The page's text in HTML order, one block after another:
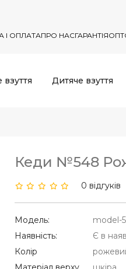
І ОПЛАТАПРО НАСГАРАНТІЯ
взуття Дитяче взуття
Кеди №548
0 відгуків
Модель:
model-
Наявність:
Є в
Колір